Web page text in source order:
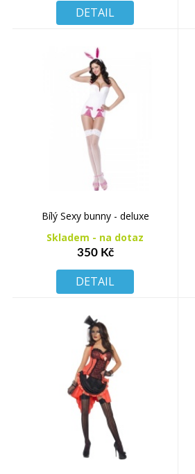
DETAIL
Bílý Sexy bunny - deluxe
Skladem - na dotaz
350 Kč
DETAIL